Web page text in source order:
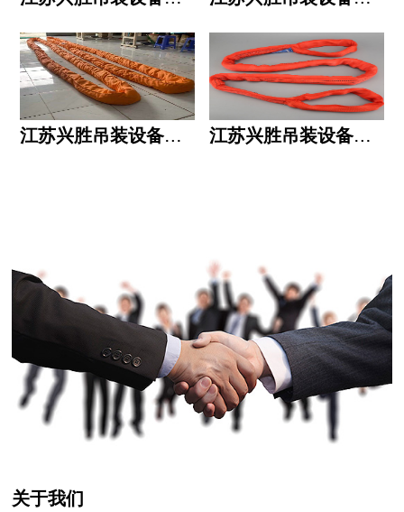
江苏兴胜吊装设备有限公司五大透明 江苏兴胜吊装设备有限公司运作模式
关于我们